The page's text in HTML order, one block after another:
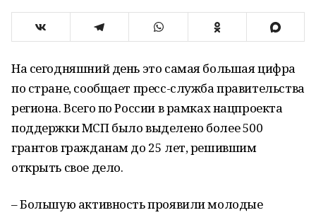
На сегодняшний день это самая большая цифра
по стране, сообщает пресс-служба правительства
региона. Всего по России в рамках нацпроекта
поддержки МСП было выделено более 500
грантов гражданам до 25 лет, решившим
открыть свое дело.
– Большую активность проявили молодые